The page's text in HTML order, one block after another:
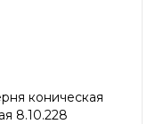
коническая
8.10.228